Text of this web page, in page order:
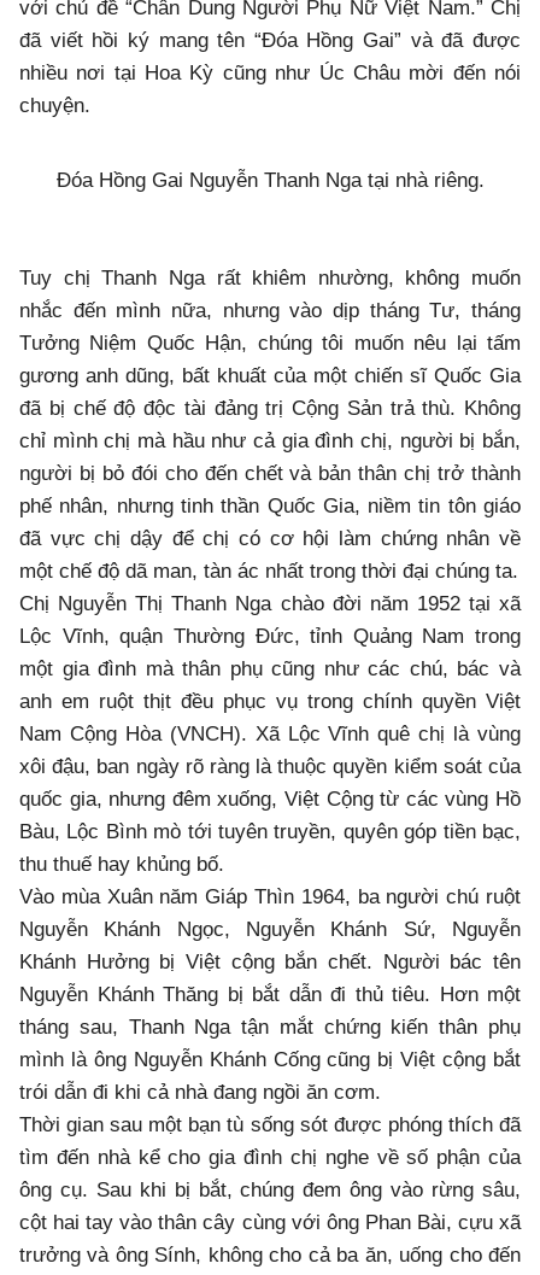
với chủ đề “Chân Dung Người Phụ Nữ Việt Nam.” Chị
đã viết hồi ký mang tên “Đóa Hồng Gai” và đã được
nhiều nơi tại Hoa Kỳ cũng như Úc Châu mời đến nói
chuyện.
Đóa Hồng Gai Nguyễn Thanh Nga tại nhà riêng.
Tuy chị Thanh Nga rất khiêm nhường, không muốn
nhắc đến mình nữa, nhưng vào dịp tháng Tư, tháng
Tưởng Niệm Quốc Hận, chúng tôi muốn nêu lại tấm
gương anh dũng, bất khuất của một chiến sĩ Quốc Gia
đã bị chế độ độc tài đảng trị Cộng Sản trả thù. Không
chỉ mình chị mà hầu như cả gia đình chị, người bị bắn,
người bị bỏ đói cho đến chết và bản thân chị trở thành
phế nhân, nhưng tinh thần Quốc Gia, niềm tin tôn giáo
đã vực chị dậy để chị có cơ hội làm chứng nhân về
một chế độ dã man, tàn ác nhất trong thời đại chúng ta.
Chị Nguyễn Thị Thanh Nga chào đời năm 1952 tại xã
Lộc Vĩnh, quận Thường Đức, tỉnh Quảng Nam trong
một gia đình mà thân phụ cũng như các chú, bác và
anh em ruột thịt đều phục vụ trong chính quyền Việt
Nam Cộng Hòa (VNCH). Xã Lộc Vĩnh quê chị là vùng
xôi đậu, ban ngày rõ ràng là thuộc quyền kiểm soát của
quốc gia, nhưng đêm xuống, Việt Cộng từ các vùng Hồ
Bàu, Lộc Bình mò tới tuyên truyền, quyên góp tiền bạc,
thu thuế hay khủng bố.
Vào mùa Xuân năm Giáp Thìn 1964, ba người chú ruột
Nguyễn Khánh Ngọc, Nguyễn Khánh Sứ, Nguyễn
Khánh Hưởng bị Việt cộng bắn chết. Người bác tên
Nguyễn Khánh Thăng bị bắt dẫn đi thủ tiêu. Hơn một
tháng sau, Thanh Nga tận mắt chứng kiến thân phụ
mình là ông Nguyễn Khánh Cống cũng bị Việt cộng bắt
trói dẫn đi khi cả nhà đang ngồi ăn cơm.
Thời gian sau một bạn tù sống sót được phóng thích đã
tìm đến nhà kể cho gia đình chị nghe về số phận của
ông cụ. Sau khi bị bắt, chúng đem ông vào rừng sâu,
cột hai tay vào thân cây cùng với ông Phan Bài, cựu xã
trưởng và ông Sính, không cho cả ba ăn, uống cho đến